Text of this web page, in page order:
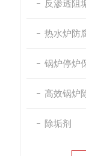
反渗透阻
热水炉防
锅炉停炉
高效锅炉
除垢剂